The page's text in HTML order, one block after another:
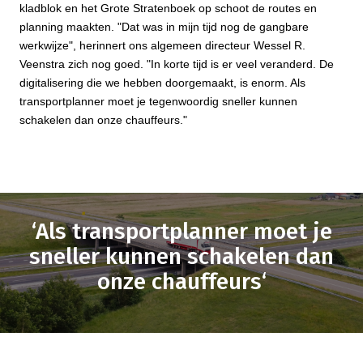
kladblok en het Grote Stratenboek op schoot de routes en
planning maakten. "Dat was in mijn tijd nog de gangbare
werkwijze", herinnert ons algemeen directeur Wessel R.
Veenstra zich nog goed. "In korte tijd is er veel veranderd. De
digitalisering die we hebben doorgemaakt, is enorm. Als
transportplanner moet je tegenwoordig sneller kunnen
schakelen dan onze chauffeurs."
‘Als transportplanner moet je
sneller kunnen schakelen dan
onze chauffeurs‘